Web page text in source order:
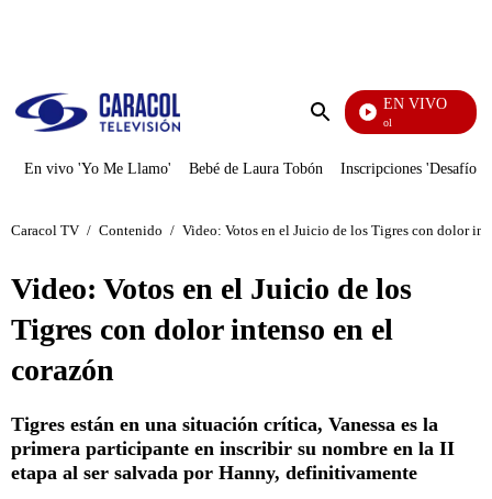
Enviar
EN VIVO
Noticias Caracol
En vivo 'Yo Me Llamo' Bebé de Laura Tobón Inscripciones 'Desafío'
Caracol TV / Contenido / Video: Votos en el Juicio de los Tigres con dolor
Video: Votos en el Juicio de los
Tigres con dolor intenso en el
corazón
Tigres están en una situación crítica, Vanessa es la
primera participante en inscribir su nombre en la II
etapa al ser salvada por Hanny, definitivamente